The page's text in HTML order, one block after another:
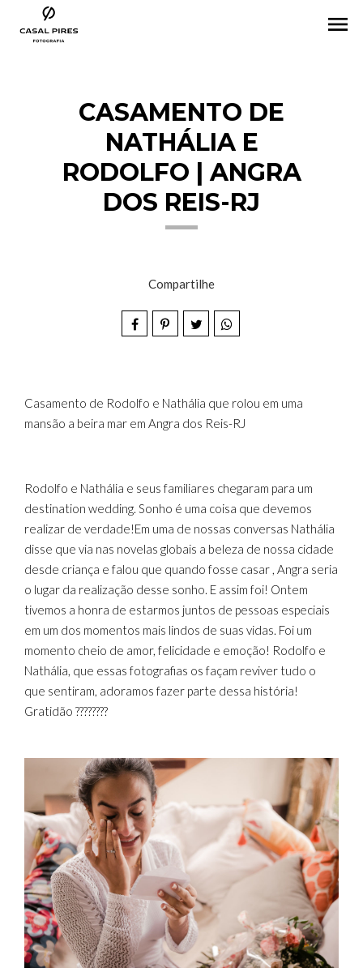
menu
CASAMENTO DE
NATHÁLIA E
RODOLFO | ANGRA
DOS REIS-RJ
Compartilhe
Casamento de Rodolfo e Nathália que rolou em uma
mansão a beira mar em Angra dos Reis-RJ
Rodolfo e Nathália e seus familiares chegaram para um
destination wedding. Sonho é uma coisa que devemos
realizar de verdade!Em uma de nossas conversas Nathália
disse que via nas novelas globais a beleza de nossa cidade
desde criança e falou que quando fosse casar , Angra seria
o lugar da realização desse sonho. E assim foi! Ontem
tivemos a honra de estarmos juntos de pessoas especiais
em um dos momentos mais lindos de suas vidas. Foi um
momento cheio de amor, felicidade e emoção! Rodolfo e
Nathália, que essas fotografias os façam reviver tudo o
que sentiram, adoramos fazer parte dessa história!
Gratidão ????????